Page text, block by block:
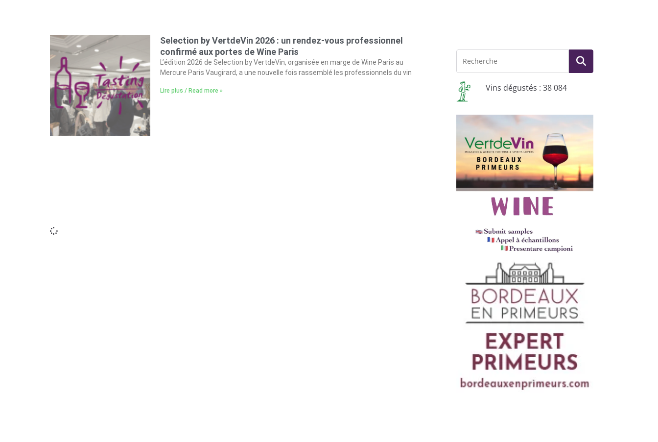
Selection by VertdeVin 2026 : un rendez-vous professionnel
confirmé aux portes de Wine Paris
L’édition 2026 de Selection by VertdeVin, organisée en marge de Wine Paris au
Mercure Paris Vaugirard, a une nouvelle fois rassemblé les professionnels du vin
Lire plus / Read more » Vins dégustés : 38 084